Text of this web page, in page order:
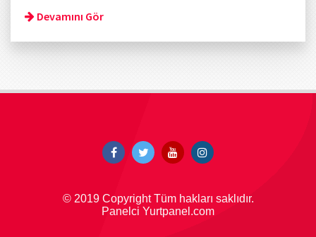
Devamını Gör
© 2019 Copyright Tüm hakları saklıdır.
Panelci Yurtpanel.com